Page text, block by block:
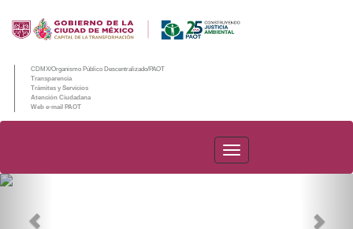
CDMX/Organismo Público Descentralizado/PAOT
Transparencia
Trámites y Servicios
Atención Ciudadana
Web e-mail PAOT
PAOT